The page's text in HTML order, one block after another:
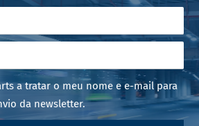
a tratar o meu nome e e-mail para
da newsletter.